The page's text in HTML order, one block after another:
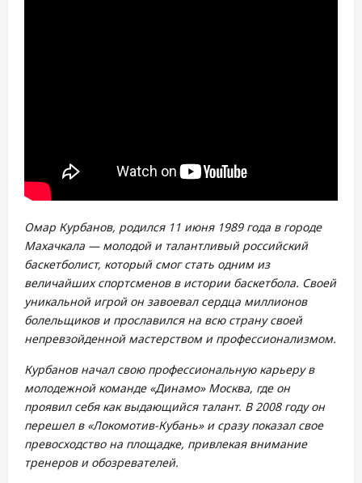
Омар Курбанов, родился 11 июня 1989 года в городе
Махачкала — молодой и талантливый российский
баскетболист, который смог стать одним из
величайших спортсменов в истории баскетбола. Своей
уникальной игрой он завоевал сердца миллионов
болельщиков и прославился на всю страну своей
непревзойденной мастерством и профессионализмом.
Курбанов начал свою профессиональную карьеру в
молодежной команде «Динамо» Москва, где он
проявил себя как выдающийся талант. В 2008 году он
перешел в «Локомотив-Кубань» и сразу показал свое
превосходство на площадке, привлекая внимание
тренеров и обозревателей.